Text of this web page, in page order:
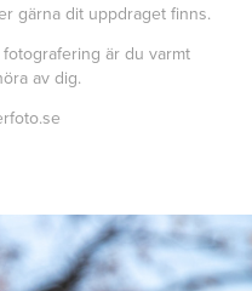
gärna dit uppdraget finns.
är du varmt
av dig.